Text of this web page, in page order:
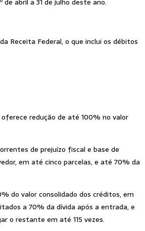
Receita Federal, o que inclui os débitos
redução de até 100% no valor
de prejuízo fiscal e base de
em até cinco parcelas, e até 70% da
do valor consolidado dos créditos, em
a 70% da dívida após a entrada, e
o restante em até 115 vezes.